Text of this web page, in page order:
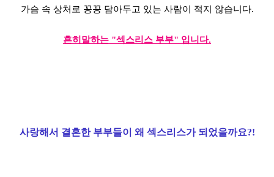
가슴 속 상처로 꽁꽁 담아두고 있는 사람이 적지 않습니다.
흔히말하는 "섹스리스 부부" 입니다.
사랑해서 결혼한 부부들이 왜 섹스리스가 되었을까요?!